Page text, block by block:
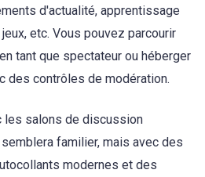
d'actualité, apprentissage
etc. Vous pouvez parcourir
tant que spectateur ou héberger
des contrôles de modération.
les salons de discussion
familier, mais avec des
modernes et des